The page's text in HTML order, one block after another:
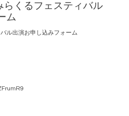
らくるフェスティバル
ム
ル出演お申し込みフォーム